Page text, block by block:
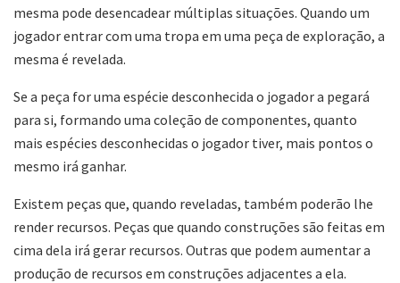
mesma pode desencadear múltiplas situações. Quando um
jogador entrar com uma tropa em uma peça de exploração, a
mesma é revelada.
Se a peça for uma espécie desconhecida o jogador a pegará
para si, formando uma coleção de componentes, quanto
mais espécies desconhecidas o jogador tiver, mais pontos o
mesmo irá ganhar.
Existem peças que, quando reveladas, também poderão lhe
render recursos. Peças que quando construções são feitas em
cima dela irá gerar recursos. Outras que podem aumentar a
produção de recursos em construções adjacentes a ela.